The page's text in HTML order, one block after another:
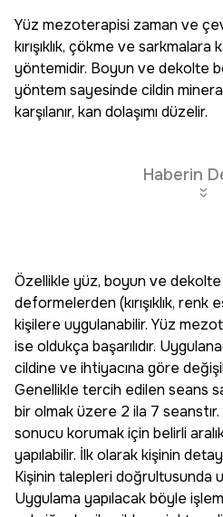
Yüz mezoterapisi zaman ve
kırışıklık, çökme ve
yöntemidir. Boyun ve dekolte
yöntem sayesinde cildin
karşılanır, kan dolaşımı düzelir.
Haberin
Özellikle yüz, boyun ve
deformelerden (kırışıklık, renk
kişilere uygulanabilir. Yüz
ise oldukça başarılıdır.
cildine ve ihtiyacına göre
Genellikle tercih edilen seans
bir olmak üzere 2 ila 7
sonucu korumak için belirli
yapılabilir. İlk olarak kişinin
Kişinin talepleri doğrultusunda
Uygulama yapılacak böyle